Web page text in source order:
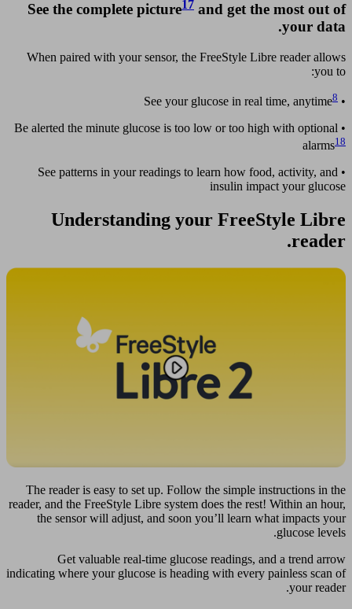
See the complete picture17 and get the most out of
your data.
When paired with your sensor, the FreeStyle Libre reader allows
you to:
• See your glucose in real time, anytime
8
• Be alerted the minute glucose is too low or too high with optional
alarms18
• See patterns in your readings to learn how food, activity, and
insulin impact your glucose
Understanding your FreeStyle Libre
reader.
The reader is easy to set up. Follow the simple instructions in the
reader, and the FreeStyle Libre system does the rest! Within an hour,
the sensor will adjust, and soon you’ll learn what impacts your
glucose levels.
Get valuable real-time glucose readings, and a trend arrow
indicating where your glucose is heading with every painless scan of
your reader.